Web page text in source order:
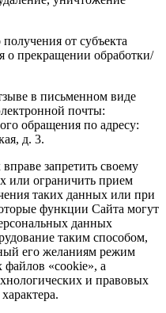
от субъекта
о прекращении обработки/
в письменном виде
почты:
обращения по адресу:
д. 3.
запретить своему
или ограничить прием
таких данных или при
функции Сайта могут
данных
таким способом,
его желаниям режим
«cookie», а
и правовых